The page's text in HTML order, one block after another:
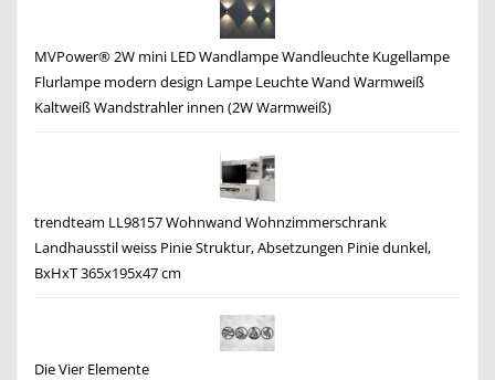
MVPower® 2W mini LED Wandlampe Wandleuchte Kugellampe
Flurlampe modern design Lampe Leuchte Wand Warmweiß
Kaltweiß Wandstrahler innen (2W Warmweiß)
trendteam LL98157 Wohnwand Wohnzimmerschrank
Landhausstil weiss Pinie Struktur, Absetzungen Pinie dunkel,
BxHxT 365x195x47 cm
Die Vier Elemente